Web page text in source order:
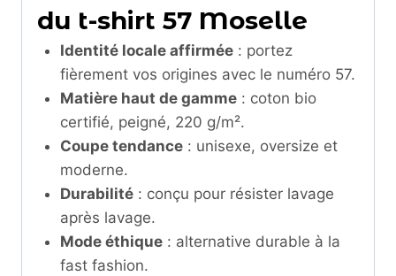
du t-shirt 57 Moselle
Identité locale affirmée: portez
fièrement vos origines avec le numéro 57.
Matière haut de gamme: coton bio
certifié, peigné, 220 g/m².
Coupe tendance: unisexe, oversize et
moderne.
Durabilité: conçu pour résister lavage
après lavage.
Mode éthique: alternative durable à la
fast fashion.